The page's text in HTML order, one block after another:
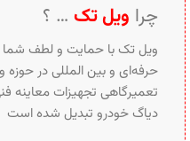
چرا ویل تک … ؟
ویل تک با حمایت و لطف شما
حرفه‌ای و بین‌ المللی در حوزه
تعمیرگاهی تجهیزات معاینه
دیاگ خودرو تبدیل شده است